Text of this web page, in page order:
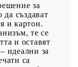
за
създават
и картон.
те се
и оставят
идеални за
са